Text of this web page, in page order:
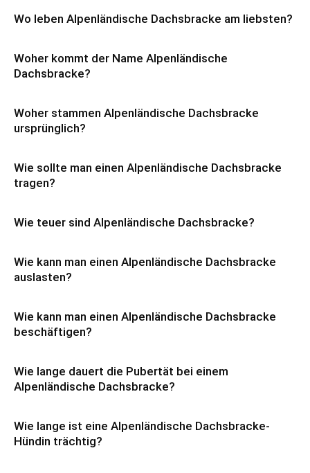
Wo leben Alpenländische Dachsbracke am liebsten?
Woher kommt der Name Alpenländische
Dachsbracke?
Woher stammen Alpenländische Dachsbracke
ursprünglich?
Wie sollte man einen Alpenländische Dachsbracke
tragen?
Wie teuer sind Alpenländische Dachsbracke?
Wie kann man einen Alpenländische Dachsbracke
auslasten?
Wie kann man einen Alpenländische Dachsbracke
beschäftigen?
Wie lange dauert die Pubertät bei einem
Alpenländische Dachsbracke?
Wie lange ist eine Alpenländische Dachsbracke-
Hündin trächtig?